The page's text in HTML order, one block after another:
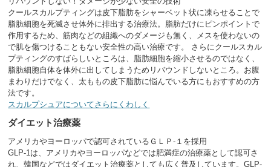
クールスカルプティングは皮下脂肪をシャーベット状に凍らせることで
脂肪細胞を死滅させ体外に排出する治療法。脂肪だけにピンポイントで
作用するため、筋肉などの組織へのダメージも無く、メスを使わないの
で肌を傷つけることもない安全性の高い治療です。 さらにクールスカル
プティングのすばらしいところは、脂肪細胞を縮小させるのではなく、
脂肪細胞自体を体外に出してしまうためリバウンドしないところ。お腹
まわりだけでなく、太ももの皮下脂肪に悩んでいる方にもおすすめの方
法です。
スカルプシュアについてさらにくわしく
ダイエット治療薬
アメリカやヨーロッパで認可されているＧＬＰ-１を採用
GLP-1は、アメリカやヨーロッパなどでは肥満症の治療薬として認可さ
れ、韓国などではダイエット治療薬としても広く普及しています。GLP-